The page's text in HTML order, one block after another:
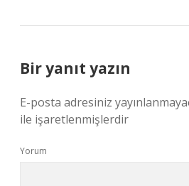
Bir yanıt yazın
E-posta adresiniz
ile işaretlenmişlerdir
Yorum